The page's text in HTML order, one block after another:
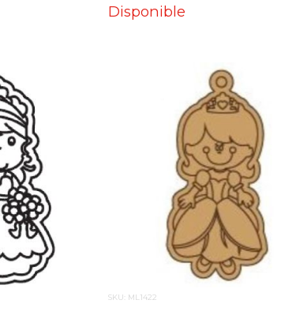
Disponible
SKU: ML1422